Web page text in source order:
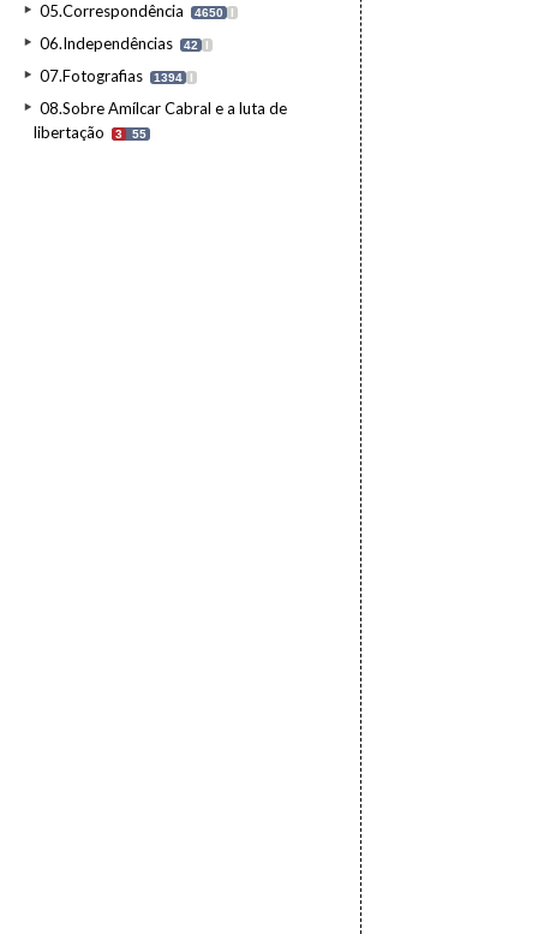
05.Correspondência 4650 I
06.Independências 42 I
07.Fotografias 1394 I
08.Sobre Amílcar Cabral e a luta de
libertação
3 55